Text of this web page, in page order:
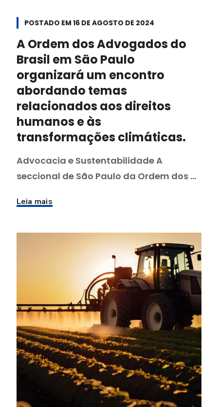
POSTADO EM 16 DE AGOSTO DE 2024
A Ordem dos Advogados do
Brasil em São Paulo
organizará um encontro
abordando temas
relacionados aos direitos
humanos e às
transformações climáticas.
Advocacia e Sustentabilidade A
seccional de São Paulo da Ordem dos ...
Leia mais